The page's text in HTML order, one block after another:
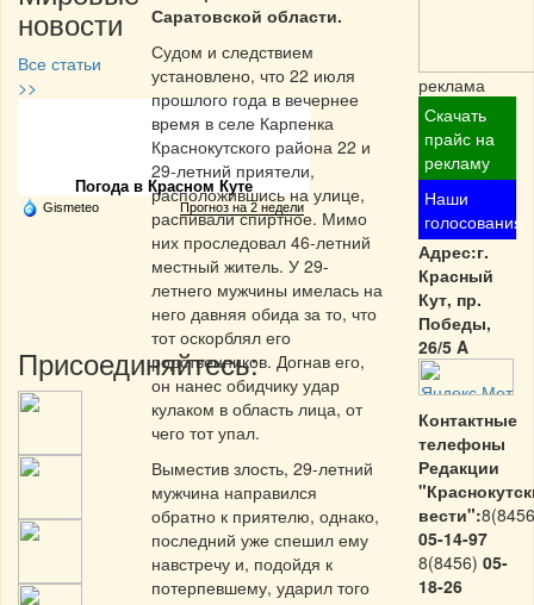
новости
Все статьи
>>
Частная реклама
Погода в Красном Куте
Gismeteo Прогноз на 2 недели
Присоединяйтесь:
Саратовской области.
Судом и следствием
установлено, что 22 июля
прошлого года в вечернее
время в селе Карпенка
Краснокутского района 22 и
29-летний приятели,
расположившись на улице,
распивали спиртное. Мимо
них проследовал 46-летний
местный житель. У 29-
летнего мужчины имелась на
него давняя обида за то, что
тот оскорблял его
родственников. Догнав его,
он нанес обидчику удар
кулаком в область лица, от
чего тот упал.
Выместив злость, 29-летний
мужчина направился
обратно к приятелю, однако,
последний уже спешил ему
навстречу и, подойдя к
потерпевшему, ударил того
реклама
Скачать
прайс на
рекламу
Наши
голосования
Адрес:г.
Красный
Кут, пр.
Победы,
26/5 A
Контактные
телефоны
Редакции
вести":
05-14-97
8(8456) 05-
18-26